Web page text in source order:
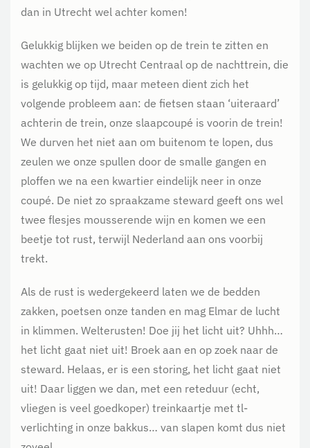
dan in Utrecht wel achter komen!
Gelukkig blijken we beiden op de trein te zitten en
wachten we op Utrecht Centraal op de nachttrein, die
is gelukkig op tijd, maar meteen dient zich het
volgende probleem aan: de fietsen staan ‘uiteraard’
achterin de trein, onze slaapcoupé is voorin de trein!
We durven het niet aan om buitenom te lopen, dus
zeulen we onze spullen door de smalle gangen en
ploffen we na een kwartier eindelijk neer in onze
coupé. De niet zo spraakzame steward geeft ons wel
twee flesjes mousserende wijn en komen we een
beetje tot rust, terwijl Nederland aan ons voorbij
trekt.
Als de rust is wedergekeerd laten we de bedden
zakken, poetsen onze tanden en mag Elmar de lucht
in klimmen. Welterusten! Doe jij het licht uit? Uhhh…
het licht gaat niet uit! Broek aan en op zoek naar de
steward. Helaas, er is een storing, het licht gaat niet
uit! Daar liggen we dan, met een reteduur (echt,
vliegen is veel goedkoper) treinkaartje met tl-
verlichting in onze bakkus… van slapen komt dus niet